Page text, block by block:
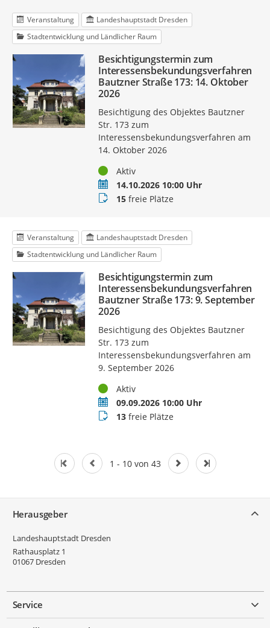
Veranstaltung
Landeshauptstadt Dresden
Stadtentwicklung und Ländlicher Raum
Besichtigungstermin zum
Interessensbekundungsverfahren
Bautzner Straße 173: 14. Oktober
2026
Besichtigung des Objektes Bautzner
Str. 173 zum
Interessensbekundungsverfahren am
14. Oktober 2026
StatusAktiv
Termin14.10.2026 10:00 Uhr
Buchungsstatus
15freie Plätze
Veranstaltung
Landeshauptstadt Dresden
Stadtentwicklung und Ländlicher Raum
Besichtigungstermin zum
Interessensbekundungsverfahren
Bautzner Straße 173: 9. September
2026
Besichtigung des Objektes Bautzner
Str. 173 zum
Interessensbekundungsverfahren am
9. September 2026
StatusAktiv
Termin09.09.2026 10:00 Uhr
Buchungsstatus
13freie Plätze
1 - 10 von 43
Herausgeber
Landeshauptstadt Dresden
Rathausplatz 1
01067 Dresden
Service